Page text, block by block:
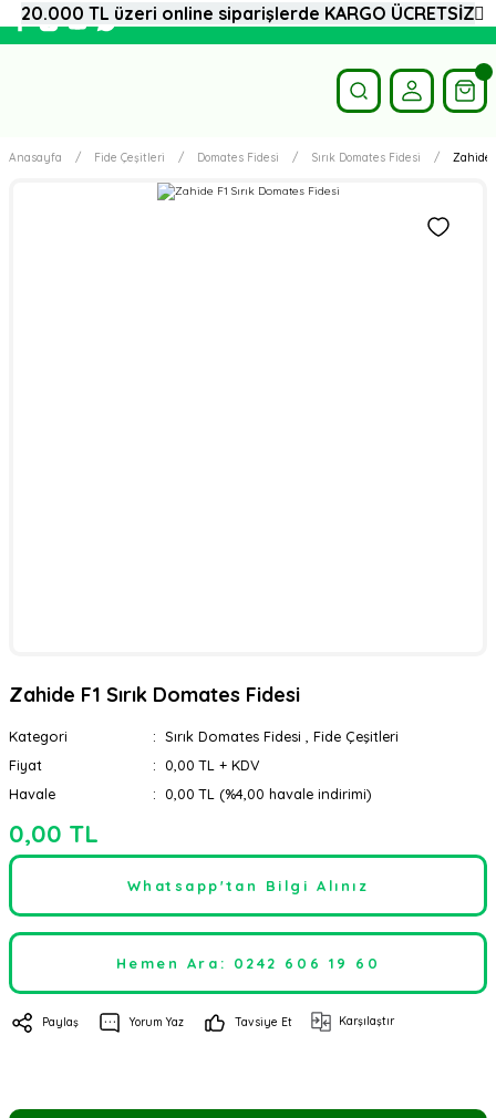
Anasayfa Fide Çeşitleri Domates Fidesi Sırık Domates Fidesi Zahide
Zahide F1 Sırık Domates Fidesi
Kategori Sırık Domates Fidesi
Fide Çeşitleri
Fiyat
0,00 TL + KDV
Havale
0,00 TL (%4,00 havale indirimi)
0,00 TL
Whatsapp'tan Bilgi Alınız
Hemen Ara: 0242 606 19 60
Paylaş Yorum Yaz Tavsiye Et Karşılaştır
20.000 TL üzeri online siparişlerde KARGO ÜCRETSİZ